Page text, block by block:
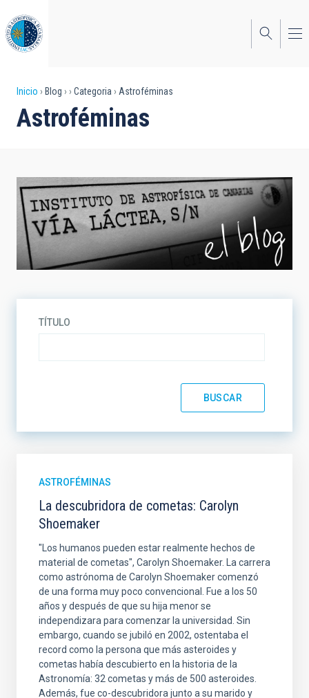
al
contenido
principal
Sobrescribir
enlaces
a
la
navegación
Inicio Blog Categoria Astroféminas
Astroféminas
TÍTULO
ASTROFÉMINAS
La descubridora de cometas: Carolyn
Shoemaker
"Los humanos pueden estar realmente hechos de
material de cometas", Carolyn Shoemaker. La carrera
como astrónoma de Carolyn Shoemaker comenzó
de una forma muy poco convencional. Fue a los 50
años y después de que su hija menor se
independizara para comenzar la universidad. Sin
embargo, cuando se jubiló en 2002, ostentaba el
record como la persona que más asteroides y
cometas había descubierto en la historia de la
Astronomía: 32 cometas y más de 500 asteroides.
Además, fue co-descubridora junto a su marido y